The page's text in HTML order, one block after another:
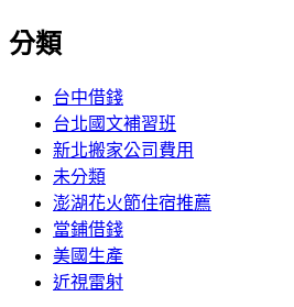
分類
台中借錢
台北國文補習班
新北搬家公司費用
未分類
澎湖花火節住宿推薦
當鋪借錢
美國生產
近視雷射